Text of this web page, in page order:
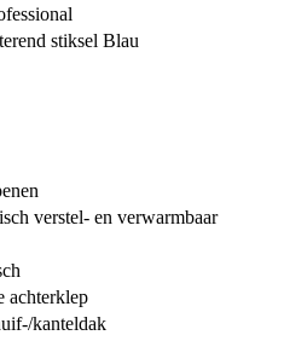
stiksel Blau
verstel- en verwarmbaar
achterklep
kanteldak